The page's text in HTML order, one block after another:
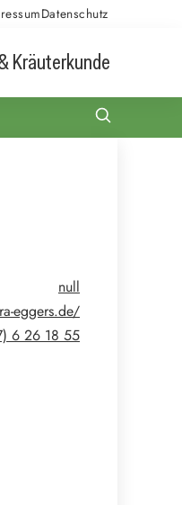
Datenschutz
Kräuterkunde
null
eggers.de/
6 26 18 55